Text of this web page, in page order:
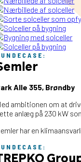
Alle 355, Brøndby
ambitionen om at
anlæg på 230 kW
har en